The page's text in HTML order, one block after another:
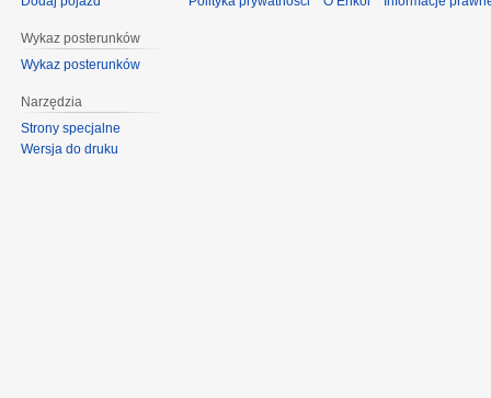
Wykaz posterunków
Wykaz posterunków
Narzędzia
Strony specjalne
Wersja do druku